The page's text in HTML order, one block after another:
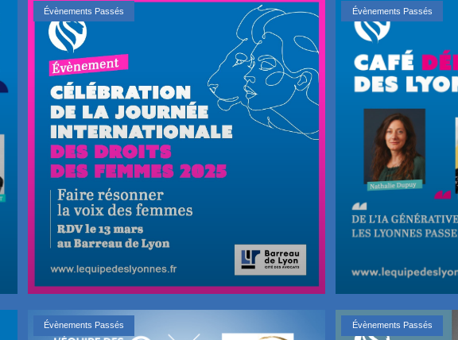
Évènements Passés Évènements Passés
Évènements Passés Évènements Passés